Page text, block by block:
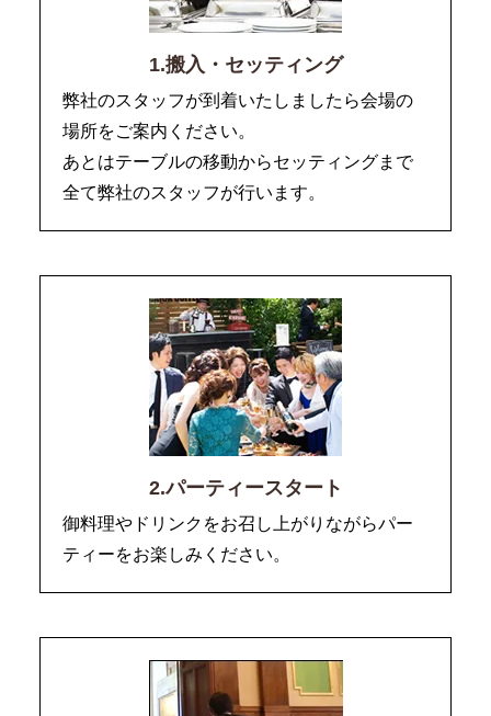
1.搬入・セッティング
弊社のスタッフが到着いたしましたら会場の
場所をご案内ください。
あとはテーブルの移動からセッティングまで
全て弊社のスタッフが行います。
2.パーティースタート
御料理やドリンクをお召し上がりながらパー
ティーをお楽しみください。